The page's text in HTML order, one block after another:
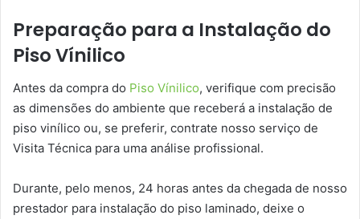
Preparação para a Instalação do
Piso Vínilico
Antes da compra do Piso Vínilico, verifique com precisão
as dimensões do ambiente que receberá a instalação de
piso vinílico ou, se preferir, contrate nosso serviço de
Visita Técnica para uma análise profissional.
Durante, pelo menos, 24 horas antes da chegada de nosso
prestador para instalação do piso laminado, deixe o